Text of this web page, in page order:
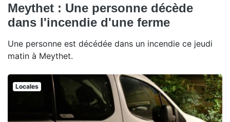
Meythet : Une personne décède
dans l'incendie d'une ferme
Une personne est décédée dans un incendie ce jeudi
matin à Meythet.
Locales